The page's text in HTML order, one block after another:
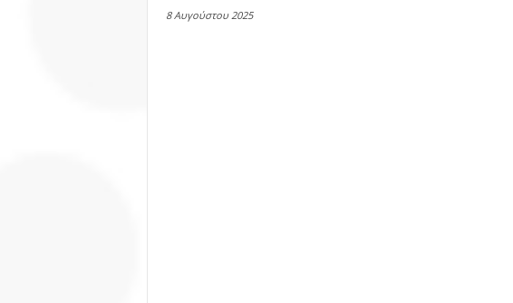
8 Αυγούστου 2025